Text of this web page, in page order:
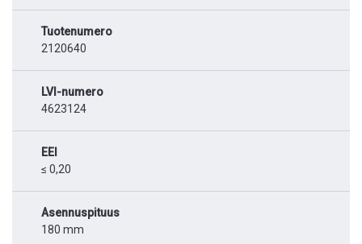
Tuotenumero
2120640
LVI-numero
4623124
EEI
≤ 0,20
Asennuspituus
180 mm